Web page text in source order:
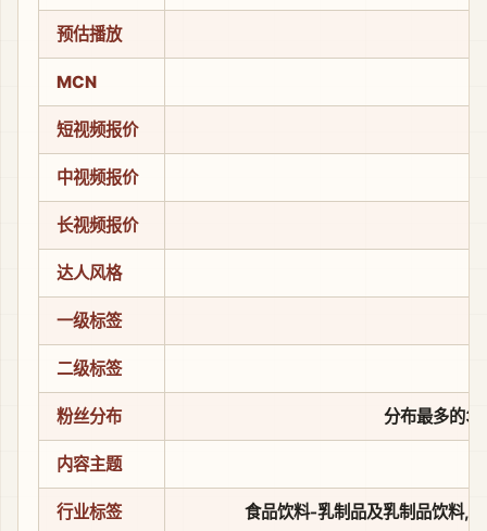
预估播放
MCN
短视频报价
中视频报价
长视频报价
达人风格
一级标签
二级标签
粉丝分布 分布最多的3
内容主题
行业标签 食品饮料-乳制品及乳制品饮料